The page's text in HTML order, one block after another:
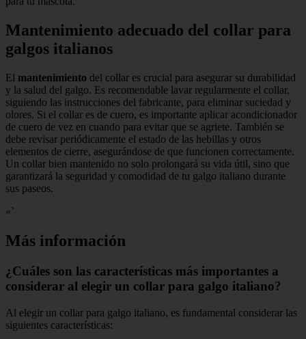
Mantenimiento adecuado del collar para
galgos italianos
El mantenimiento del collar es crucial para asegurar su durabilidad
y la salud del galgo. Es recomendable lavar regularmente el collar,
siguiendo las instrucciones del fabricante, para eliminar suciedad y
olores. Si el collar es de cuero, es importante aplicar acondicionador
de cuero de vez en cuando para evitar que se agriete. También se
debe revisar periódicamente el estado de las hebillas y otros
elementos de cierre, asegurándose de que funcionen correctamente.
Un collar bien mantenido no solo prolongará su vida útil, sino que
garantizará la seguridad y comodidad de tu galgo italiano durante
sus paseos.
«`
Más información
¿Cuáles son las características más importantes a
considerar al elegir un collar para galgo italiano?
Al elegir un collar para galgo italiano, es fundamental considerar las
siguientes características: